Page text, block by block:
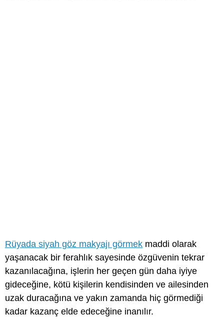
Rüyada siyah göz makyajı görmek maddi olarak
yaşanacak bir ferahlık sayesinde özgüvenin tekrar
kazanılacağına, işlerin her geçen gün daha iyiye
gideceğine, kötü kişilerin kendisinden ve ailesinden
uzak duracağına ve yakın zamanda hiç görmediği
kadar kazanç elde edeceğine inanılır.